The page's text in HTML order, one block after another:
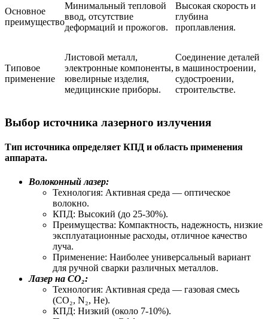
Основное
преимущество
Минимальный тепловой
ввод, отсутствие
деформаций и прожогов.
Высокая скорость и
глубина
проплавления.
Типовое
применение
Листовой металл,
электронные компоненты,
ювелирные изделия,
медицинские приборы.
Соединение деталей
в машиностроении,
судостроении,
строительстве.
Выбор источника лазерного излучения
Тип источника определяет КПД и область применения
аппарата.
Волоконный лазер:
Технология: Активная среда — оптическое
волокно.
КПД: Высокий (до 25-30%).
Преимущества: Компактность, надежность, низкие
эксплуатационные расходы, отличное качество
луча.
Применение: Наиболее универсальный вариант
для ручной сварки различных металлов.
Лазер на CO₂:
Технология: Активная среда — газовая смесь
(CO₂, N₂, He).
КПД: Низкий (около 7-10%).